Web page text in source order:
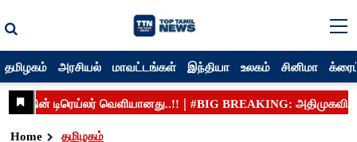
தமிழகம் அரசியல் மாவட்டங்கள் இந்தியா உலகம் சினிமா
Home தமிழகம்